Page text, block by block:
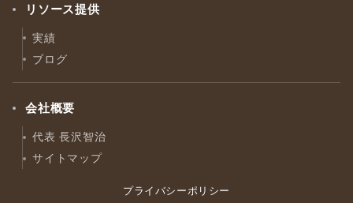
リソース提供
実績
ブログ
会社概要
代表 長沢智治
サイトマップ
プライバシーポリシー